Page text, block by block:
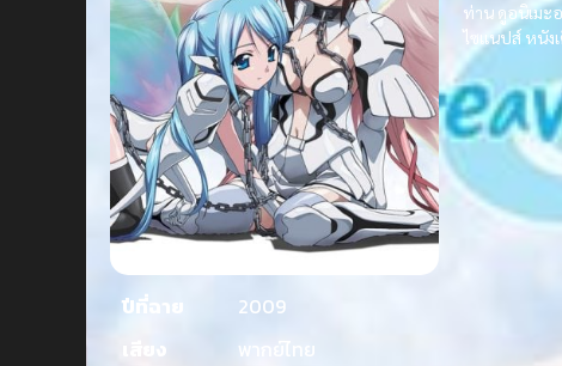
ปีที่ฉาย
2009
เสียง
พากย์ไทย
ท่าน ดูอนิเมะ
ไซแนปส์ หนัง